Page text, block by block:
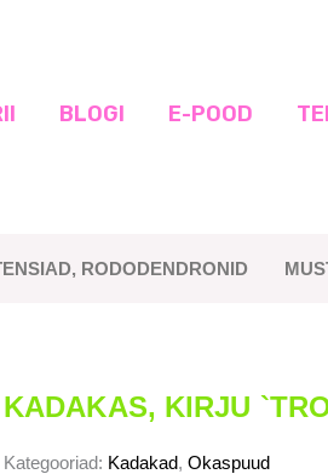
BLOGI E-POOD
RODODENDRONID
KADAKAS, KIRJU
Kategooriad: Kadakad, Okaspuud